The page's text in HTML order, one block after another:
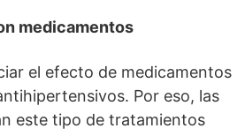
medicamentos
el efecto de medicamentos
Por eso, las
este tipo de tratamientos